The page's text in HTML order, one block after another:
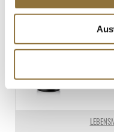
Produkt nur für